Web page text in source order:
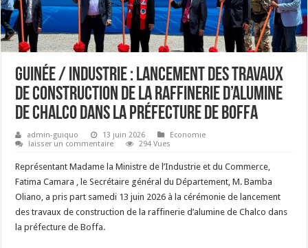
Guinée / Industrie : lancement des travaux
de construction de la raffinerie d’alumine
de Chalco dans la préfecture de Boffa
admin-guiquo 13 juin 2026
Economie
laisser un commentaire
294 Vues
Représentant Madame la Ministre de l’Industrie et du Commerce,
Fatima Camara , le Secrétaire général du Département, M. Bamba
Oliano, a pris part samedi 13 juin 2026 à la cérémonie de lancement
des travaux de construction de la raffinerie d’alumine de Chalco dans
la préfecture de Boffa.